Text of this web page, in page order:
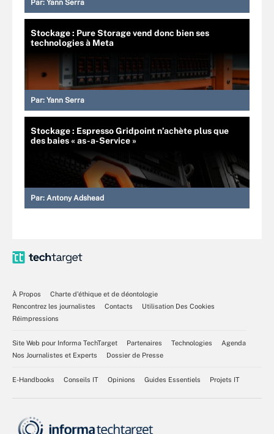
Par: Yann Serra
Stockage : Pure Storage vend donc bien ses
technologies à Meta
Par: Yann Serra
Stockage : Espresso Gridpoint n’achète plus que
des baies « as-a-Service »
Par: Antony Adshead
À Propos
Charte d’éthique et de déontologie
Rencontrez les journalistes
Contacts
Utilisation Des Cookies
Réimpressions
Site Web pour Informa TechTarget Partenaires Technologies
Agenda
Nos Journalistes et Experts
Dossier de Presse
E-Handbooks Conseils IT Opinions Guides Essentiels Projets IT